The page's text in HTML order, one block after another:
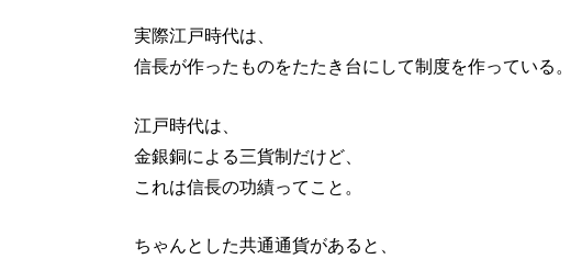
実際江戸時代は、
信長が作ったものをたたき台にして制度を作っている。
江戸時代は、
金銀銅による三貨制だけど、
これは信長の功績ってこと。
ちゃんとした共通通貨があると、